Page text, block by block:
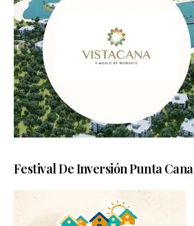
Festival De Inversión Punta Cana